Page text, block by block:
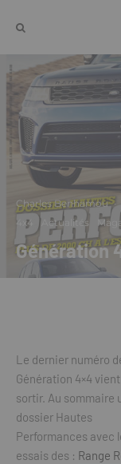
Charles Benhamou ·
4x4
Actualités
Génération
Le dernier numéro
Génération 4×4
sortir. Au sommaire
dossier Hautes
Performances avec
essais des : Range